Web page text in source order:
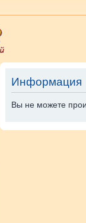
Информация
Вы не можете